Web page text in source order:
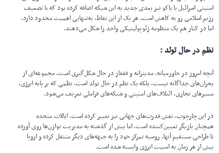
امنیتی اسرائیل با باکو نیز بعدی جدید به این شبکه اضافه کرده بود که با تضعیف
رژیم اسلامی رو به کاهش است. هر یک از این نقاط، به‌تنهایی اهمیت محدود دارد،
اما در کنار هم یک منظومه ژئوپولیتیکی واحد را شکل می‌دهند.
نظم در حال تولد :
آنچه امروز در خاورمیانه، مدیترانه و قفقاز در حال شکل‌گیری است، مجموعه‌ای از
بحران‌های جداگانه نیست، بلکه یک نظم در حال تولد است، نظمی که بر پایه انرژی،
مسیرهای تجاری، ائتلاف‌های امنیتی و شبکه‌های فراملی تعریف می‌شود.
در این چارچوب، نقش قدرت‌های جهانی نیز تغییر کرده است. ایالات متحده
همچنان بازیگر تعیین‌کننده است، اما بیش از گذشته به مدیریت توازن‌ها روی آورده
تا طراحی مستقیم آنها. روسیه تمرکز خود را به جبهه‌های دیگر منتقل کرده و اروپا
بیش از هر زمان به امنیت انرژی وابسته شده است.